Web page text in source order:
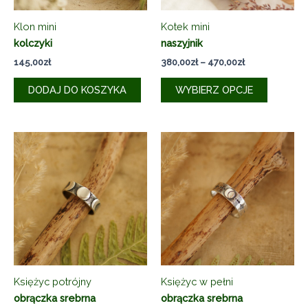
Klon mini
kolczyki
145,00zł
DODAJ DO KOSZYKA
Kotek mini
naszyjnik
380,00zł – 470,00złZakres
od
380,00zł
WYBIERZ OPCJE
Ten
Opcje
można
wybrać
stronie
produktu
Księżyc potrójny
obrączka srebrna
Księżyc w pełni
obrączka srebrna